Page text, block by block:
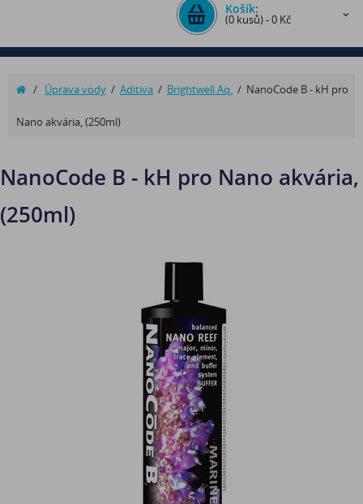
Košík:
(0 kusů) - 0 Kč
/ Úprava vody / Aditiva / Brightwell Aq. / NanoCode B - kH pro
Nano akvária, (250ml)
NanoCode B - kH pro Nano akvária,
(250ml)